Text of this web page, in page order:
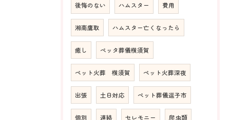
後悔のない ハムスター 費用
湘南鷹取 ハムスター亡くなったら
癒し ペッタ葬儀横須賀
ペット火葬 横須賀 ペット火葬深夜
出張 土日対応 ペット葬儀逗子市
個別 連絡 セレモニー 爬虫類